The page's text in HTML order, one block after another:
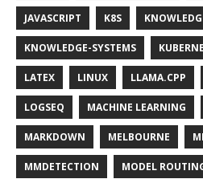
JAVASCRIPT K8S
KNOWLEDGE-SYSTEMS
LATEX LINUX LLAMA.CPP
LOGSEQ MACHINE LEARNING
MARKDOWN MELBOURNE
MMDETECTION MODEL